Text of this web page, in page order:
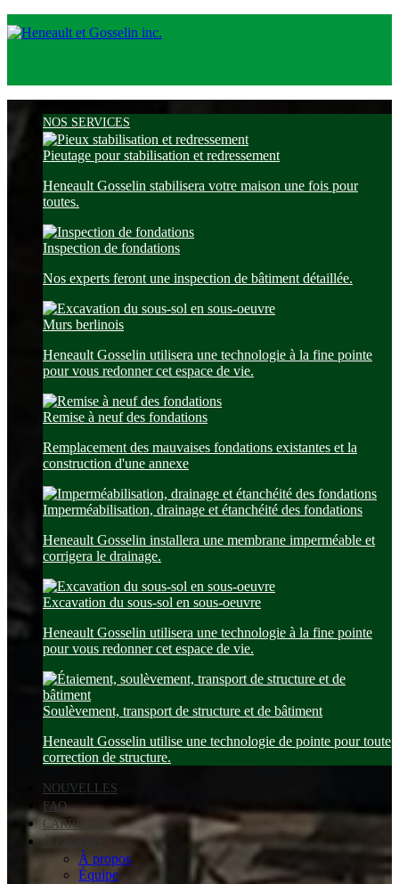
NOS SERVICES
Pieutage pour stabilisation et redressement
Heneault Gosselin stabilisera votre maison une fois pour
toutes.
Inspection de fondations
Nos experts feront une inspection de bâtiment détaillée.
Murs berlinois
Heneault Gosselin utilisera une technologie à la fine pointe
pour vous redonner cet espace de vie.
Remise à neuf des fondations
Remplacement des mauvaises fondations existantes et la
construction d'une annexe
Imperméabilisation, drainage et étanchéité des fondations
Heneault Gosselin installera une membrane imperméable et
corrigera le drainage.
Excavation du sous-sol en sous-oeuvre
Heneault Gosselin utilisera une technologie à la fine pointe
pour vous redonner cet espace de vie.
Soulèvement, transport de structure et de bâtiment
Heneault Gosselin utilise une technologie de pointe pour toute
correction de structure.
NOUVELLES
FAQ
CARRIÈRES
À PROPOS
À propos
Équipe